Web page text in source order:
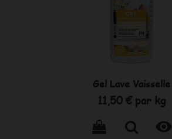
Gel Lave Vaisselle
Prix
11,50 € par kg
